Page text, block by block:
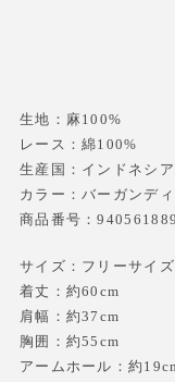
生地：麻100%
レース：綿100%
生産国：インドネシア
カラー：バーガンデ
商品番号：
サイズ：フリーサイズ
着丈：約60cm
肩幅：約37cm
胸囲：約55cm
アームホール：約